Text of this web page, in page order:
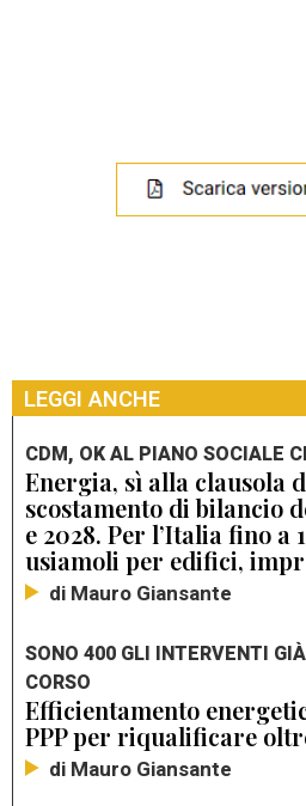
LEGGI ANCHE
CDM, OK AL PIANO SOCIALE
Energia, sì alla clausola
scostamento di bilancio
e 2028. Per l’Italia fino a
usiamoli per edifici,
di Mauro Giansante
SONO 400 GLI INTERVENTI
CORSO
Efficientamento
PPP per riqualificare
di Mauro Giansante